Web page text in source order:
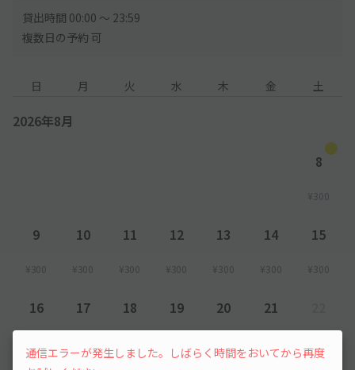
貸出時間 00:00 〜 23:59
複数日の予約 可
日 月 火 水 木 金 土
2026年8月
8
¥300
9
¥300
10
¥300
11
¥300
12
¥300
13
¥300
14
¥300
15
¥300
16 17 18 19 20 21
通信エラーが発生しました。しばらく時間をおいてから再度